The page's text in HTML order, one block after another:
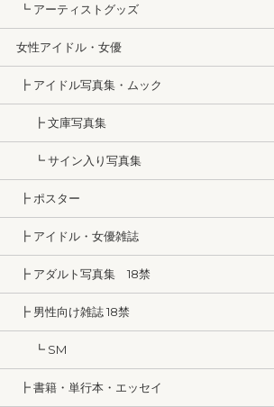
┗ アーティストグッズ
女性アイドル・女優
┣ アイドル写真集・ムック
┣ 文庫写真集
┗ サイン入り写真集
┣ ポスター
┣ アイドル・女優雑誌
┣ アダルト写真集 18禁
┣ 男性向け雑誌 18禁
┗ SM
┣ 書籍・単行本・エッセイ